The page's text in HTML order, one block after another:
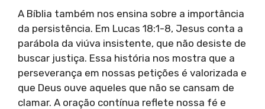
A Bíblia também nos ensina sobre a importância
da persistência. Em Lucas 18:1-8, Jesus conta a
parábola da viúva insistente, que não desiste de
buscar justiça. Essa história nos mostra que a
perseverança em nossas petições é valorizada e
que Deus ouve aqueles que não se cansam de
clamar. A oração contínua reflete nossa fé e